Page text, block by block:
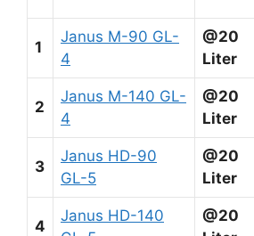
1
Janus M-90 GL-
4
@20
Liter
2
Janus M-140 GL-
4
@20
Liter
3
Janus HD-90
GL-5
@20
Liter
4
Janus HD-140
@20